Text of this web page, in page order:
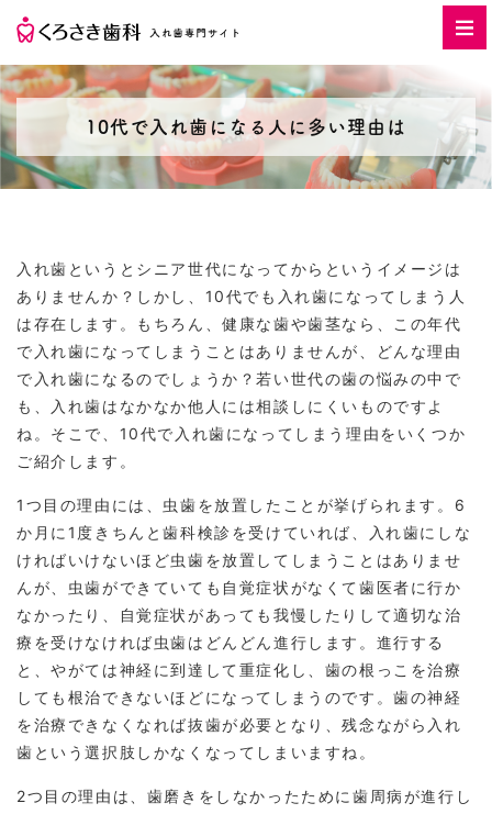
10代で入れ歯になる人に多い理由は
入れ歯というとシニア世代になってからというイメージは
ありませんか？しかし、10代でも入れ歯になってしまう人
は存在します。もちろん、健康な歯や歯茎なら、この年代
で入れ歯になってしまうことはありませんが、どんな理由
で入れ歯になるのでしょうか？若い世代の歯の悩みの中で
も、入れ歯はなかなか他人には相談しにくいものですよ
ね。そこで、10代で入れ歯になってしまう理由をいくつか
ご紹介します。
1つ目の理由には、虫歯を放置したことが挙げられます。6
か月に1度きちんと歯科検診を受けていれば、入れ歯にしな
ければいけないほど虫歯を放置してしまうことはありませ
んが、虫歯ができていても自覚症状がなくて歯医者に行か
なかったり、自覚症状があっても我慢したりして適切な治
療を受けなければ虫歯はどんどん進行します。進行する
と、やがては神経に到達して重症化し、歯の根っこを治療
しても根治できないほどになってしまうのです。歯の神経
を治療できなくなれば抜歯が必要となり、残念ながら入れ
歯という選択肢しかなくなってしまいますね。
2つ目の理由は、歯磨きをしなかったために歯周病が進行し